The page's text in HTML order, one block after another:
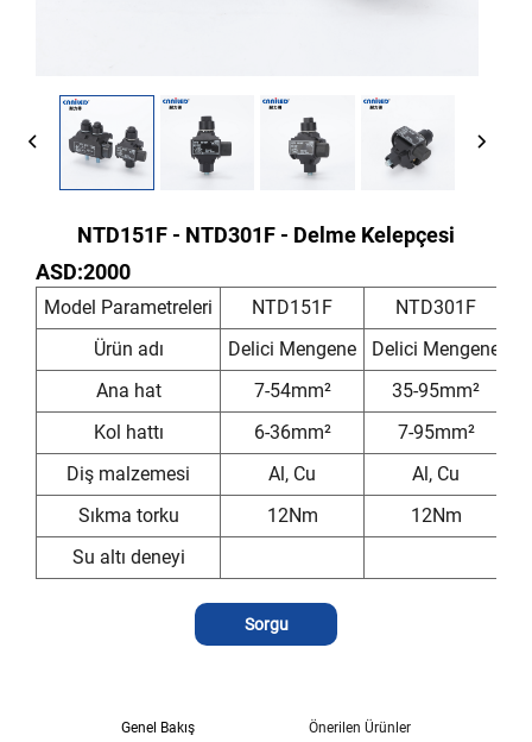
NTD151F - NTD301F - Delme Kelepçesi
ASD:2000
Model Parametreleri NTD151F
NTD301F
Ürün adı
Delici Mengene
Delici Mengene
Ana hat
7-54mm²
35-95mm²
Kol hattı
6-36mm²
7-95mm²
Diş malzemesi
Al, Cu
Al, Cu
Sıkma torku
12Nm
12Nm
Su altı deneyi
Sorgu
Genel Bakış Önerilen Ürünler